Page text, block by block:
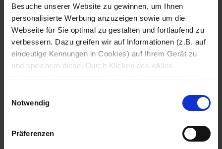
Besuche unserer Website zu gewinnen, um Ihnen
personalisierte Werbung anzuzeigen sowie um die
Webseite für Sie optimal zu gestalten und fortlaufend zu
verbessern. Dazu greifen wir auf Informationen (z.B. auf
eindeutige Kennungen in Cookies) auf Ihrem Gerät zu
und speichern diese. Durch Klicken des «Alles
zu. Sie können Ihre Einstellungen jederzeit ändern, indem
Sie auf «Cookie-Einstellungen verwalten» am Seitenende
klicken. Ihre Einstellungen werden unseren Partnern
gemeldet und haben keinen Einfluss auf die
Notwendig
Präferenzen
Telefonnummer*